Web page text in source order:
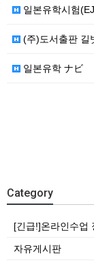
일본유학시험
(주)도서출판 길
일본유학 ナビ
Category
[긴급!]온라인수업
자유게시판